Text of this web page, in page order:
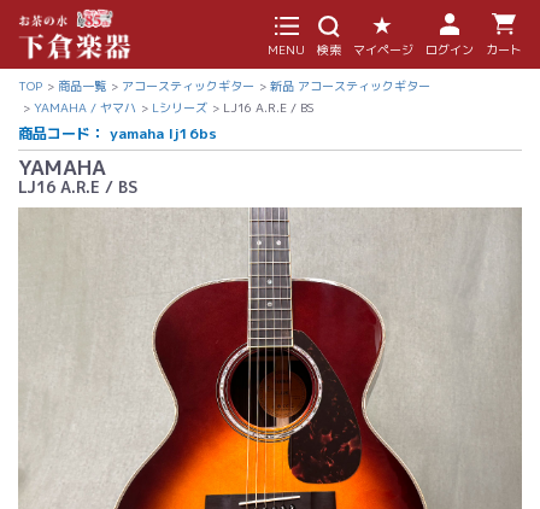
MENU 検索 マイページ ログイン カート
TOP 商品一覧 アコースティックギター
新品 アコースティックギター
YAMAHA / ヤマハ
Lシリーズ LJ16 A.R.E / BS
商品コード： yamaha lj16bs
YAMAHA
LJ16 A.R.E / BS